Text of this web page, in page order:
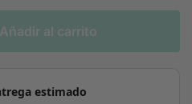
Añadir al carrito
estimado